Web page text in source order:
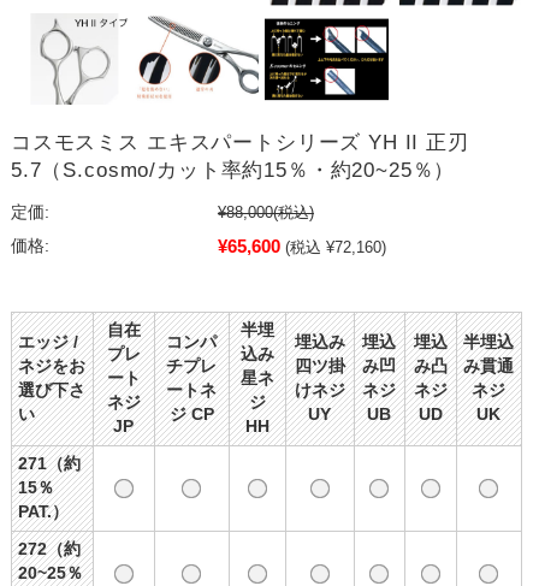
コスモスミス エキスパートシリーズ YH II 正刃
5.7（S.cosmo/カット率約15％・約20~25％）
定価: ¥88,000(税込)
価格:
¥65,600 (税込 ¥72,160)
エッジ /
ネジをお
選び下さ
い
自在
プレ
ート
ネジ
JP
コンパ
チプレ
ートネ
ジ CP
半埋
込み
星ネ
ジ
HH
埋込み
四ツ掛
けネジ
UY
埋込
み凹
ネジ
UB
埋込
み凸
ネジ
UD
半埋込
み貫通
ネジ
UK
271（約
15％
PAT.）
272（約
20~25％